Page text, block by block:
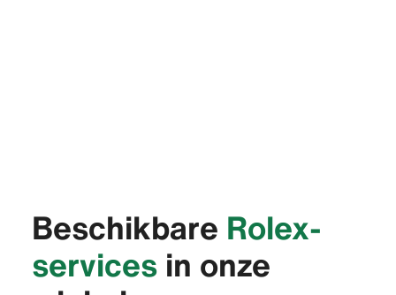
Beschikbare Rolex-
servicesin onze